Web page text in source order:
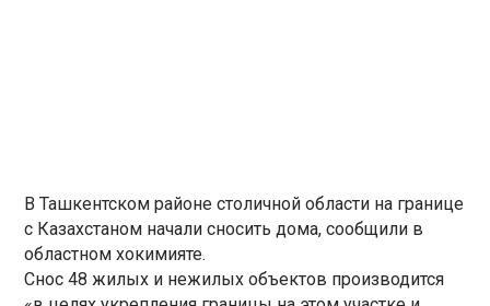
В Ташкентском районе столичной области на границе
с Казахстаном начали сносить дома, сообщили в
областном хокимияте.
Снос 48 жилых и нежилых объектов производится